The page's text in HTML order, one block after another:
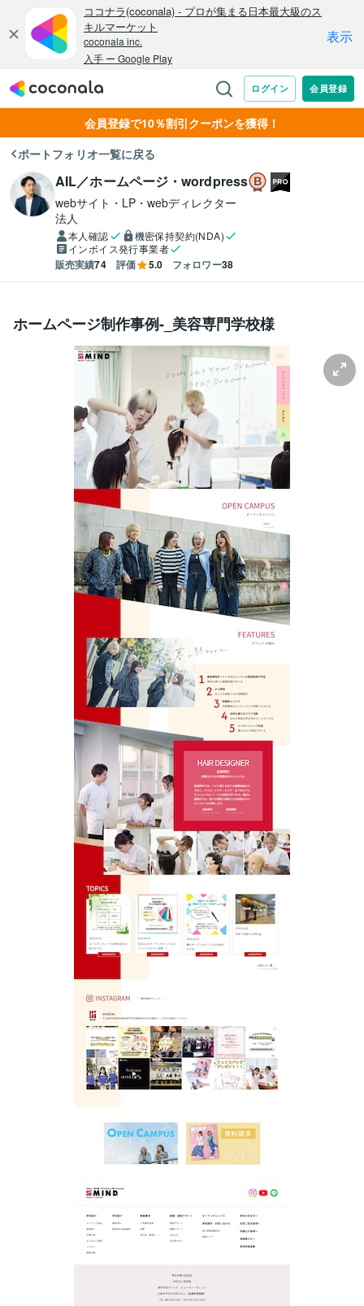
会員登録で10％割引クーポンを獲得！
ポートフォリオ一覧に戻る
AIL／ホームページ・wordpress
webサイト・LP・webディレクター
法人
本人確認
機密保持契約(NDA)
インボイス発行事業者
販売実績74 評価 5.0 フォロワー38
ホームページ制作事例-_美容専門学校様